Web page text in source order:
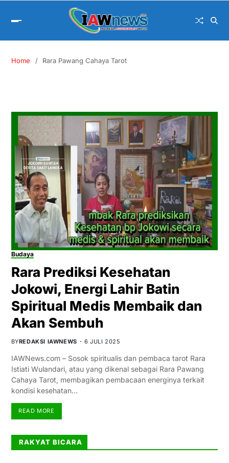
Home Rara Pawang Cahaya Tarot
Budaya
Rara Prediksi Kesehatan
Jokowi, Energi Lahir Batin
Spiritual Medis Membaik dan
Akan Sembuh
BYREDAKSI IAWNEWS 6 JULI 2025
IAWNews.com – Sosok spiritualis dan pembaca tarot Rara
Istiati Wulandari, atau yang dikenal sebagai Rara Pawang
Cahaya Tarot, membagikan pembacaan energinya terkait
kondisi kesehatan…
READ MORE
RAKYAT BICARA